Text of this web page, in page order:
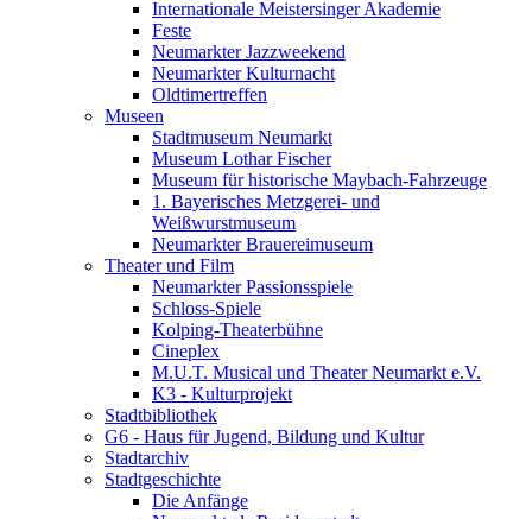
Internationale Meistersinger Akademie
Feste
Neumarkter Jazzweekend
Neumarkter Kulturnacht
Oldtimertreffen
Museen
Stadtmuseum Neumarkt
Museum Lothar Fischer
Museum für historische Maybach-Fahrzeuge
1. Bayerisches Metzgerei- und
Weißwurstmuseum
Neumarkter Brauereimuseum
Theater und Film
Neumarkter Passionsspiele
Schloss-Spiele
Kolping-Theaterbühne
Cineplex
M.U.T. Musical und Theater Neumarkt e.V.
K3 - Kulturprojekt
Stadtbibliothek
G6 - Haus für Jugend, Bildung und Kultur
Stadtarchiv
Stadtgeschichte
Die Anfänge